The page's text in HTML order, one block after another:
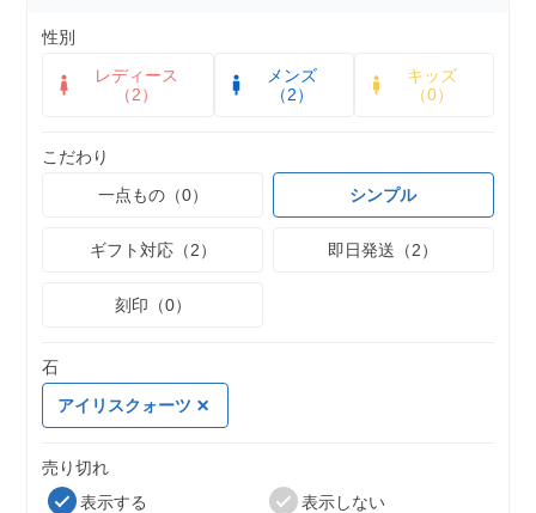
性別
レディース
（2）
メンズ
（2）
キッズ
（0）
こだわり
一点もの（0）
シンプル
ギフト対応（2） 即日発送（2）
刻印（0）
石
アイリスクォーツ
売り切れ
表示する
表示しない